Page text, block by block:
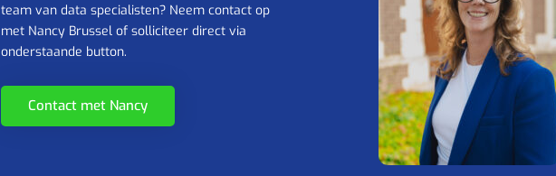
team van data specialisten? Neem contact op
met Nancy Brussel of solliciteer direct via
onderstaande button.
Contact met Nancy